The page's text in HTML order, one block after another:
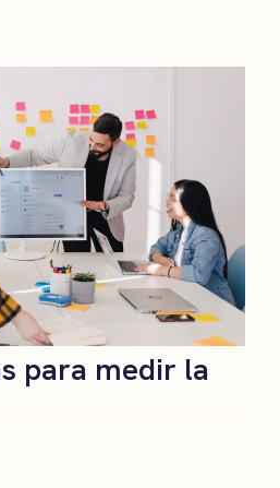
para medir la